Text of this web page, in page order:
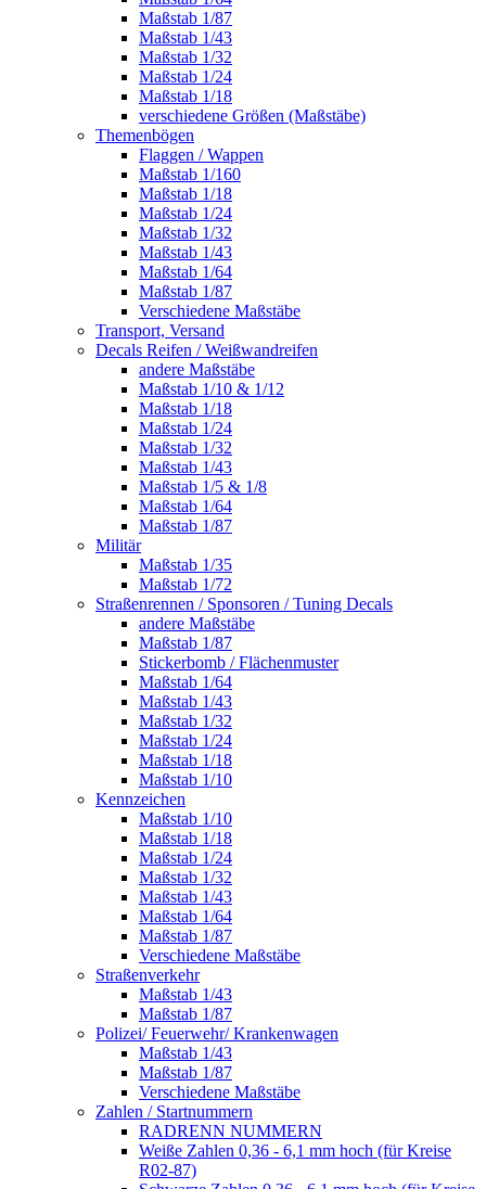
Maßstab 1/87
Maßstab 1/43
Maßstab 1/32
Maßstab 1/24
Maßstab 1/18
verschiedene Größen (Maßstäbe)
Themenbögen
Flaggen / Wappen
Maßstab 1/160
Maßstab 1/18
Maßstab 1/24
Maßstab 1/32
Maßstab 1/43
Maßstab 1/64
Maßstab 1/87
Verschiedene Maßstäbe
Transport, Versand
Decals Reifen / Weißwandreifen
andere Maßstäbe
Maßstab 1/10 & 1/12
Maßstab 1/18
Maßstab 1/24
Maßstab 1/32
Maßstab 1/43
Maßstab 1/5 & 1/8
Maßstab 1/64
Maßstab 1/87
Militär
Maßstab 1/35
Maßstab 1/72
Straßenrennen / Sponsoren / Tuning Decals
andere Maßstäbe
Maßstab 1/87
Stickerbomb / Flächenmuster
Maßstab 1/64
Maßstab 1/43
Maßstab 1/32
Maßstab 1/24
Maßstab 1/18
Maßstab 1/10
Kennzeichen
Maßstab 1/10
Maßstab 1/18
Maßstab 1/24
Maßstab 1/32
Maßstab 1/43
Maßstab 1/64
Maßstab 1/87
Verschiedene Maßstäbe
Straßenverkehr
Maßstab 1/43
Maßstab 1/87
Polizei/ Feuerwehr/ Krankenwagen
Maßstab 1/43
Maßstab 1/87
Verschiedene Maßstäbe
Zahlen / Startnummern
RADRENN NUMMERN
Weiße Zahlen 0,36 - 6,1 mm hoch (für Kreise
R02-87)